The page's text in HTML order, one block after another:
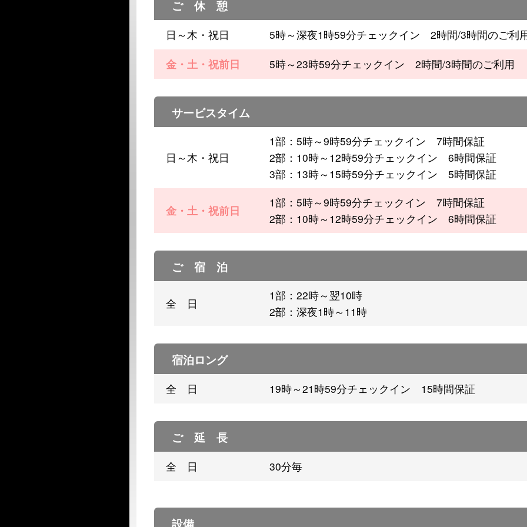
ご 休 憩
日～木・祝日
5時～深夜1時59分チェックイン 2時間/3時間のご利
金・土・祝前日
5時～23時59分チェックイン 2時間/3時間のご利用
サービスタイム
日～木・祝日
1部：5時～9時59分チェックイン 7時間保証
2部：10時～12時59分チェックイン 6時間保証
3部：13時～15時59分チェックイン 5時間保証
金・土・祝前日
1部：5時～9時59分チェックイン 7時間保証
2部：10時～12時59分チェックイン 6時間保証
ご 宿 泊
全 日
1部：22時～翌10時
2部：深夜1時～11時
宿泊ロング
全 日 19時～21時59分チェックイン 15時間保証
ご 延 長
全 日 30分毎
設備